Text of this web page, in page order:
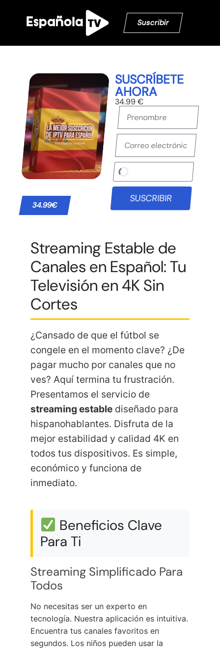
Suscribir
34.99€
SUSCRÍBETE
AHORA
34.99 €
SUSCRIBIR
Streaming Estable de
Canales en Español: Tu
Televisión en 4K Sin
Cortes
¿Cansado de que el fútbol se
congele en el momento clave? ¿De
pagar mucho por canales que no
ves? Aquí termina tu frustración.
Presentamos el servicio de
streaming estable diseñado para
hispanohablantes. Disfruta de la
mejor estabilidad y calidad 4K en
todos tus dispositivos. Es simple,
económico y funciona de
inmediato.
Beneficios Clave
Para Ti
Streaming Simplificado Para
Todos
No necesitas ser un experto en
tecnología. Nuestra aplicación es intuitiva.
Encuentra tus canales favoritos en
segundos. Los niños pueden usar la